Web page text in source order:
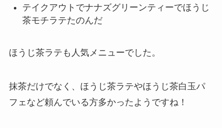
テイクアウトでナナズグリーンティーでほうじ
茶モチラテたのんだ
ほうじ茶ラテも人気メニューでした。
抹茶だけでなく、ほうじ茶ラテやほうじ茶白玉パ
フェなど頼んでいる方多かったようですね！